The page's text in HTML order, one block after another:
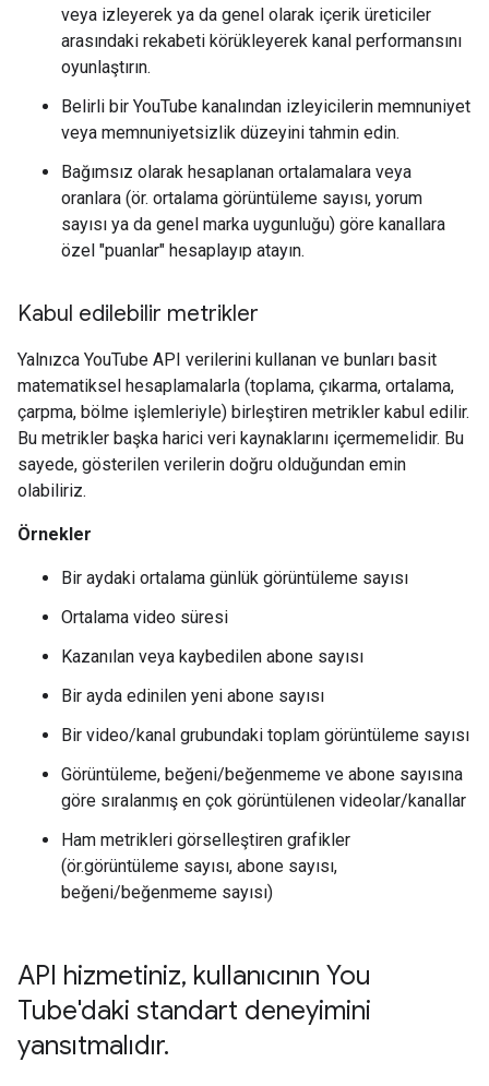
veya izleyerek ya da genel olarak içerik üreticiler
arasındaki rekabeti körükleyerek kanal performansını
oyunlaştırın.
Belirli bir YouTube kanalından izleyicilerin memnuniyet
veya memnuniyetsizlik düzeyini tahmin edin.
Bağımsız olarak hesaplanan ortalamalara veya
oranlara (ör. ortalama görüntüleme sayısı, yorum
sayısı ya da genel marka uygunluğu) göre kanallara
özel "puanlar" hesaplayıp atayın.
Kabul edilebilir metrikler
Yalnızca YouTube API verilerini kullanan ve bunları basit
matematiksel hesaplamalarla (toplama, çıkarma, ortalama,
çarpma, bölme işlemleriyle) birleştiren metrikler kabul edilir.
Bu metrikler başka harici veri kaynaklarını içermemelidir. Bu
sayede, gösterilen verilerin doğru olduğundan emin
olabiliriz.
Örnekler
Bir aydaki ortalama günlük görüntüleme sayısı
Ortalama video süresi
Kazanılan veya kaybedilen abone sayısı
Bir ayda edinilen yeni abone sayısı
Bir video/kanal grubundaki toplam görüntüleme sayısı
Görüntüleme, beğeni/beğenmeme ve abone sayısına
göre sıralanmış en çok görüntülenen videolar/kanallar
Ham metrikleri görselleştiren grafikler
(ör.görüntüleme sayısı, abone sayısı,
beğeni/beğenmeme sayısı)
API hizmetiniz, kullanıcının You
Tube'daki standart deneyimini
yansıtmalıdır.